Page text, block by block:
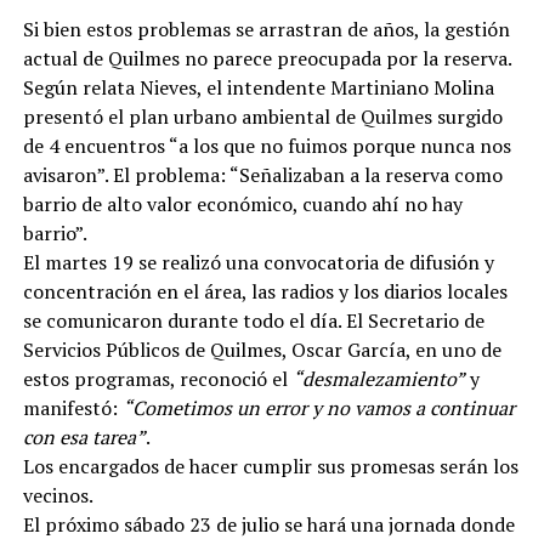
Si bien estos problemas se arrastran de años, la gestión
actual de Quilmes no parece preocupada por la reserva.
Según relata Nieves, el intendente Martiniano Molina
presentó el plan urbano ambiental de Quilmes surgido
de 4 encuentros “a los que no fuimos porque nunca nos
avisaron”. El problema: “Señalizaban a la reserva como
barrio de alto valor económico, cuando ahí no hay
barrio”.
El martes 19 se realizó una convocatoria de difusión y
concentración en el área, las radios y los diarios locales
se comunicaron durante todo el día. El Secretario de
Servicios Públicos de Quilmes, Oscar García, en uno de
estos programas, reconoció el “desmalezamiento”y
manifestó: “Cometimos un error y no vamos a continuar
con esa tarea”.
Los encargados de hacer cumplir sus promesas serán los
vecinos.
El próximo sábado 23 de julio se hará una jornada donde